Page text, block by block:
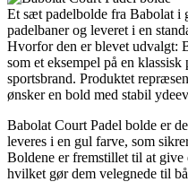
Et sæt padelbolde fra Babolat i
padelbaner og leveret i en
Hvorfor den er blevet udvalgt:
som et eksempel på en
sportsbrand. Produktet
ønsker en bold med stabil
Babolat Court Padel bolde er
leveres i en gul farve, som
Boldene er fremstillet til at
hvilket gør dem velegnede til